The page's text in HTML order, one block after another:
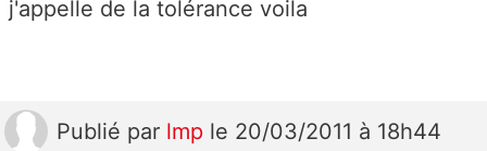
j'appelle de la tolérance voila
Publié par lmp le 20/03/2011 à 18h44